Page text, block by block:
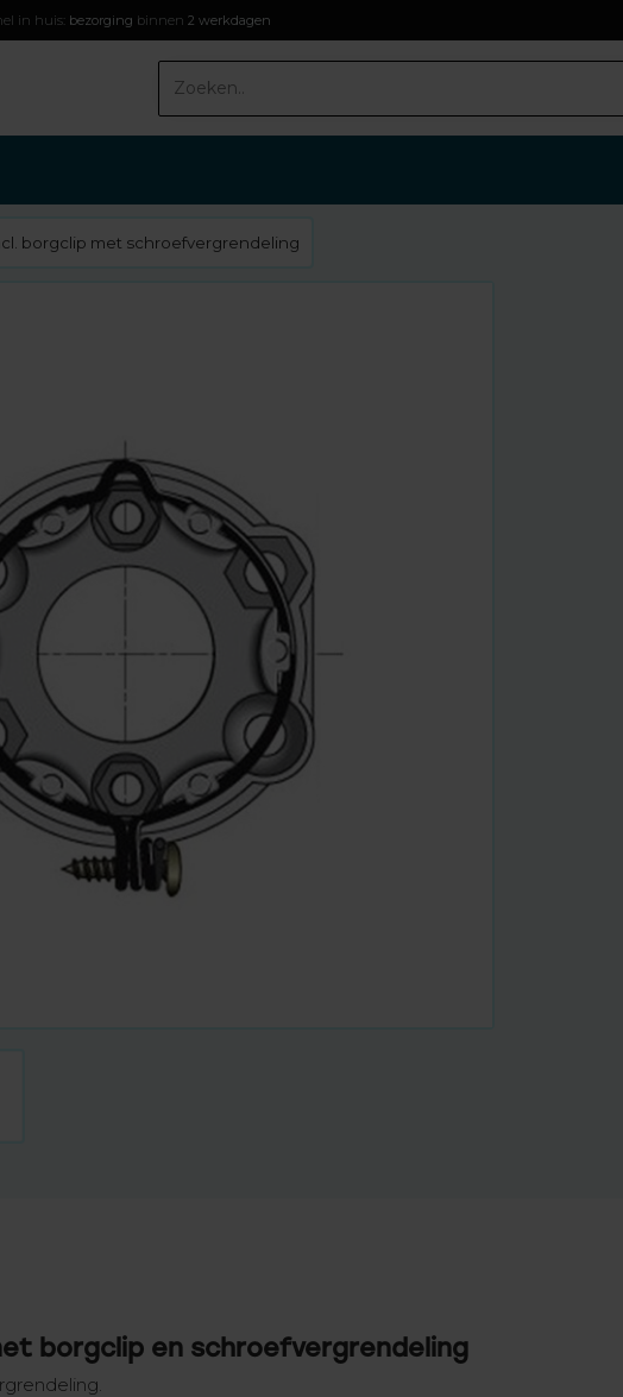
in huis: bezorging binnen 2 werkdagen
borgclip met schroefvergrendeling
borgclip en schroefvergrendeling